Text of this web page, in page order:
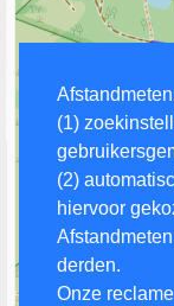
(1)
(2)
hiervoor
derden.
Onze